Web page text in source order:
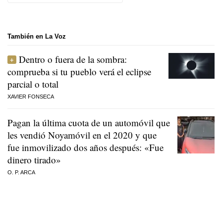
También en La Voz
Dentro o fuera de la sombra:
comprueba si tu pueblo verá el eclipse
parcial o total
XAVIER FONSECA
Pagan la última cuota de un automóvil que
les vendió Noyamóvil en el 2020 y que
fue inmovilizado dos años después: «Fue
dinero tirado»
O. P. ARCA